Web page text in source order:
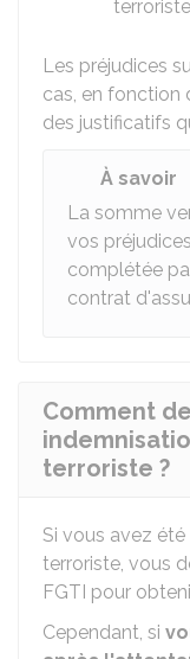
Les préjudices
cas, en fonction
des justificatifs
À savoir
La somme
vos
complétée
contrat
Comment
terroriste ?
Si vous avez été
terroriste, vous
FGTI pour
Cependant, si